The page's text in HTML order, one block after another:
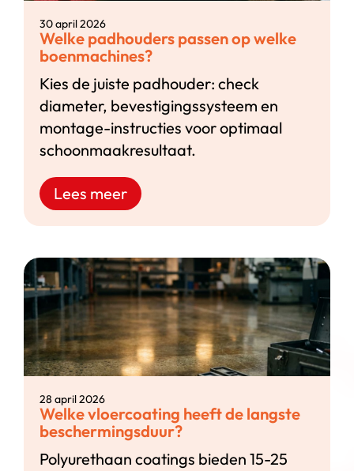
30 april 2026
Welke padhouders passen op welke
boenmachines?
Kies de juiste padhouder: check
diameter, bevestigingssysteem en
montage-instructies voor optimaal
schoonmaakresultaat.
Lees meer
28 april 2026
Welke vloercoating heeft de langste
beschermingsduur?
Polyurethaan coatings bieden 15-25